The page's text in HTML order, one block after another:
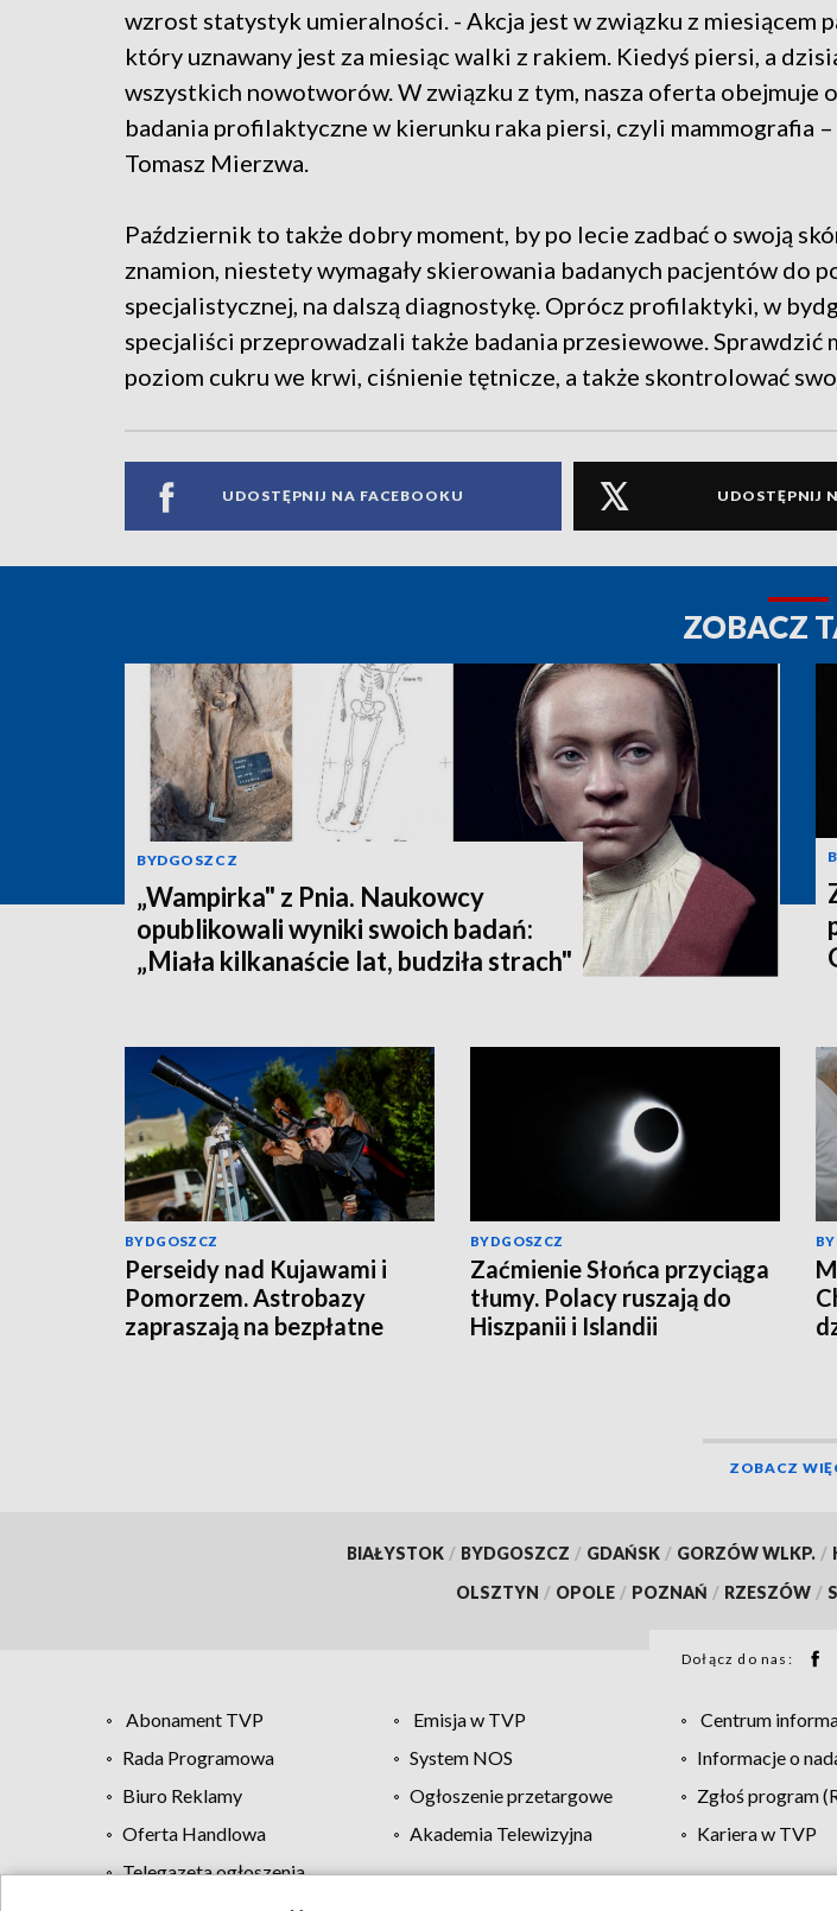
wzrost statystyk umieralności. - Akcja jest w związku z miesiącem
który uznawany jest za miesiąc walki z rakiem. Kiedyś piersi, a
wszystkich nowotworów. W związku z tym, nasza oferta obejmuje
badania profilaktyczne w kierunku raka piersi, czyli mammografia
Tomasz Mierzwa.
Październik to także dobry moment, by po lecie zadbać o swoją
znamion, niestety wymagały skierowania badanych pacjentów do
specjalistycznej, na dalszą diagnostykę. Oprócz profilaktyki, w
specjaliści przeprowadzali także badania przesiewowe. Sprawdzić
poziom cukru we krwi, ciśnienie tętnicze, a także skontrolować
UDOSTĘPNIJ NA FACEBOOKU UDOSTĘPNIJ
ZOBACZ
BYDGOSZCZ
„Wampirka" z Pnia. Naukowcy
opublikowali wyniki swoich badań:
„Miała kilkanaście lat, budziła strach"
BYDGOSZCZ
Perseidy nad Kujawami i
Pomorzem. Astrobazy
zapraszają na bezpłatne
BYDGOSZCZ
Zaćmienie Słońca przyciąga
tłumy. Polacy ruszają do
Hiszpanii i Islandii
ZOBACZ
BIAŁYSTOK / BYDGOSZCZ / GDAŃSK / GORZÓW WLKP. /
OLSZTYN / OPOLE / POZNAŃ / RZESZÓW /
Dołącz do nas:
Abonament TVP Emisja w TVP Centrum
Rada Programowa
System NOS Informacje o
Biuro Reklamy
Ogłoszenie przetargowe Zgłoś program
Oferta Handlowa
Akademia Telewizyjna Kariera w TVP
Telegazeta ogłoszenia